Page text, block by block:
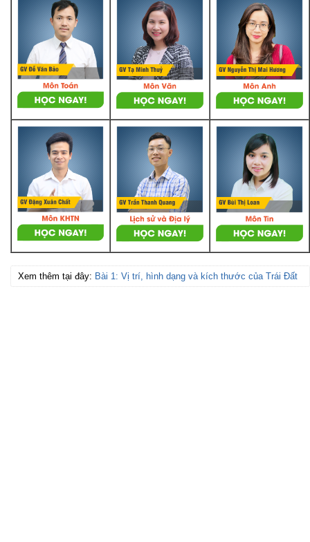
Xem thêm tại đây: Bài 1: Vị trí, hình dạng và kích thước của Trái Đất